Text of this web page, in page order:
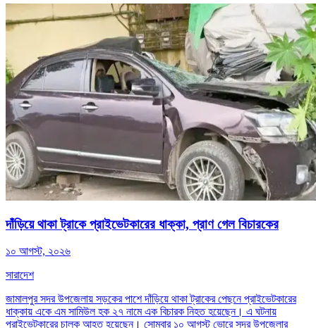
দাঁড়িয়ে থাকা ট্রাকে প্রাইভেটকারের ধাক্কা, প্রাণ গেল বিচারকের
১০ আগস্ট, ২০২৬
সারাদেশ
জামালপুর সদর উপজেলায় সড়কের পাশে দাঁড়িয়ে থাকা ট্রাকের পেছনে প্রাইভেটকারের
ধাক্কায় একে এম সামিউল হক ২৭ নামে এক বিচারক নিহত হয়েছেন। এ ঘটনায়
প্রাইভেটকারের চালক আহত হয়েছেন। সোমবার ১০ আগস্ট ভোরে সদর উপজেলার